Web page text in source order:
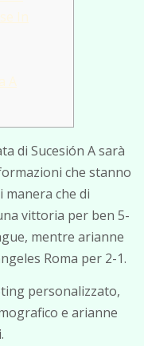
In
A
di Sucesión A sarà
che stanno
che di
vittoria per ben 5-
mentre arianne
Roma per 2-1.
personalizzato,
e arianne